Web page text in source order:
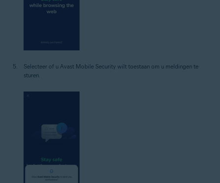
Selecteer of u Avast Mobile Security wilt toestaan om u meldingen te
sturen.